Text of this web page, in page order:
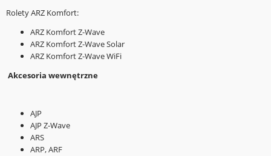
Rolety ARZ Komfort:
ARZ Komfort Z-Wave
ARZ Komfort Z-Wave Solar
ARZ Komfort Z-Wave WiFi
Akcesoria wewnętrzne
AJP
AJP Z-Wave
ARS
ARP, ARF